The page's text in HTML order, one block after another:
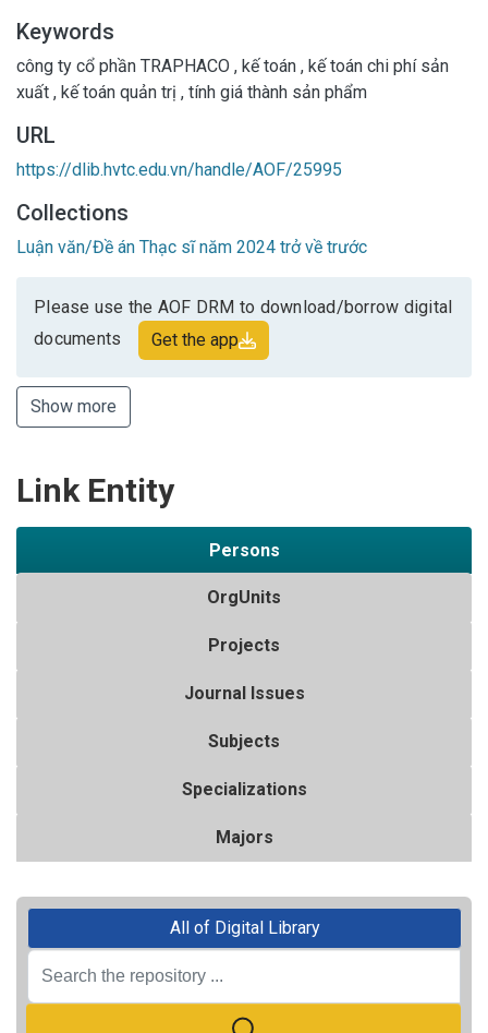
Keywords
công ty cổ phần TRAPHACO , kế toán , kế toán chi phí sản
xuất , kế toán quản trị , tính giá thành sản phẩm
URL
https://dlib.hvtc.edu.vn/handle/AOF/25995
Collections
Luận văn/Đề án Thạc sĩ năm 2024 trở về trước
Please use the AOF DRM to download/borrow digital
documents
Get the app
Show more
Link Entity
Persons
OrgUnits
Projects
Journal Issues
Subjects
Specializations
Majors
All of Digital Library